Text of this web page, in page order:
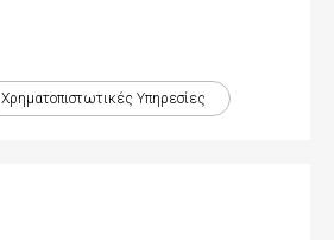
Χρηματοπιστωτικές Yπηρεσίες